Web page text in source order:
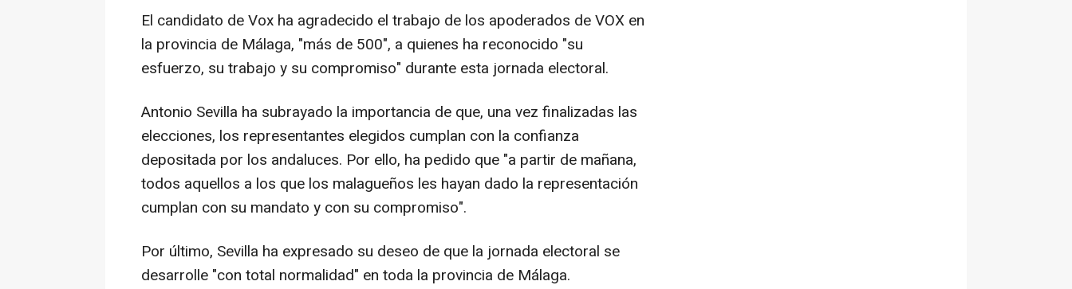
El candidato de Vox ha agradecido el trabajo de los apoderados de VOX en
la provincia de Málaga, "más de 500", a quienes ha reconocido "su
esfuerzo, su trabajo y su compromiso" durante esta jornada electoral.
Antonio Sevilla ha subrayado la importancia de que, una vez finalizadas las
elecciones, los representantes elegidos cumplan con la confianza
depositada por los andaluces. Por ello, ha pedido que "a partir de mañana,
todos aquellos a los que los malagueños les hayan dado la representación
cumplan con su mandato y con su compromiso".
Por último, Sevilla ha expresado su deseo de que la jornada electoral se
desarrolle "con total normalidad" en toda la provincia de Málaga.